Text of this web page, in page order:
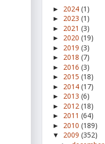
► 2024 (1)
► 2023 (1)
► 2021 (3)
► 2020 (19)
► 2019 (3)
► 2018 (7)
► 2016 (3)
► 2015 (18)
► 2014 (17)
► 2013 (6)
► 2012 (18)
► 2011 (64)
► 2010 (189)
▼ 2009 (352)